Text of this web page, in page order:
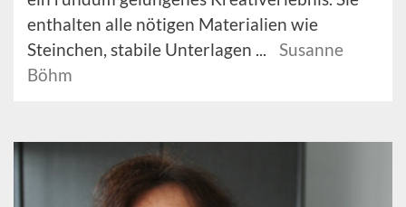
enthalten alle nötigen Materialien wie
Steinchen, stabile Unterlagen ...
Susanne
Böhm